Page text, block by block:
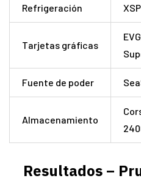
Refrigeración
Tarjetas gráficas
Fuente de poder
Almacenamiento
Resultados –